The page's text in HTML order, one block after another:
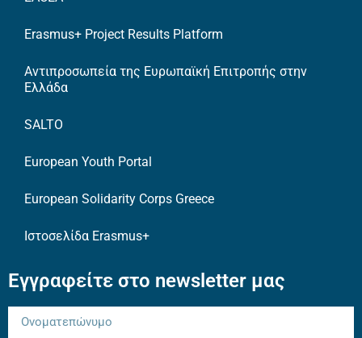
Erasmus+ Project Results Platform
Αντιπροσωπεία της Ευρωπαϊκή Επιτροπής στην
Ελλάδα
SALTO
European Youth Portal
European Solidarity Corps Greece
Ιστοσελίδα Erasmus+
Εγγραφείτε στο newsletter μας